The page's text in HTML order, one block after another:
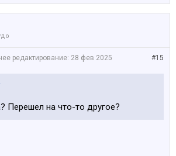
#15
редактирование: 28 фев 2025
Перешел на что-то другое?